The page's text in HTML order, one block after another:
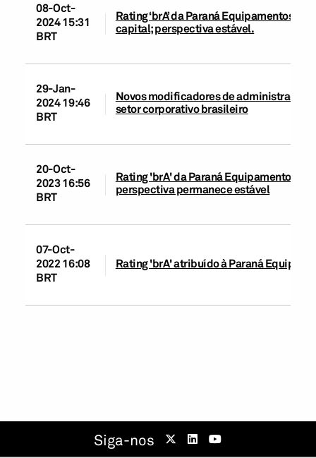
08-Oct-
2024 15:31
BRT
Rating ‘brA’ da Paraná Equipamentos
capital; perspectiva estável.
29-Jan-
2024 19:46
BRT
Novos modificadores de administração
setor corporativo brasileiro
20-Oct-
2023 16:56
BRT
Rating 'brA' da Paraná Equipamentos
perspectiva permanece estável
07-Oct-
2022 16:08
BRT
Rating 'brA' atribuído à Paraná
Siga-nos